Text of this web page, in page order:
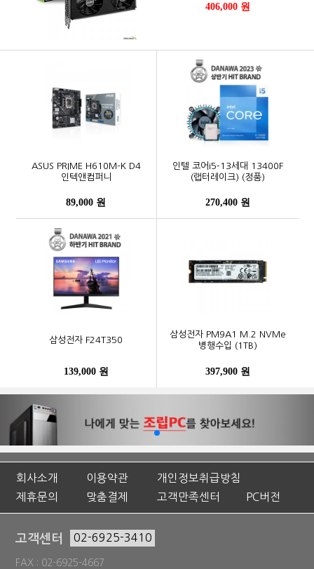
406,000 원
ASUS PRIME H610M-K D4
인텍앤컴퍼니
89,000 원
인텔 코어i5-13세대 13400F
(랩터레이크) (정품)
270,400 원
삼성전자 F24T350
139,000 원
삼성전자 PM9A1 M.2 NVMe
병행수입 (1TB)
397,900 원
회사소개 이용약관
개인정보취급방침
제휴문의
맞춤결제 고객만족센터 PC버전
고객센터 02-6925-3410
FAX : 02-6925-4667